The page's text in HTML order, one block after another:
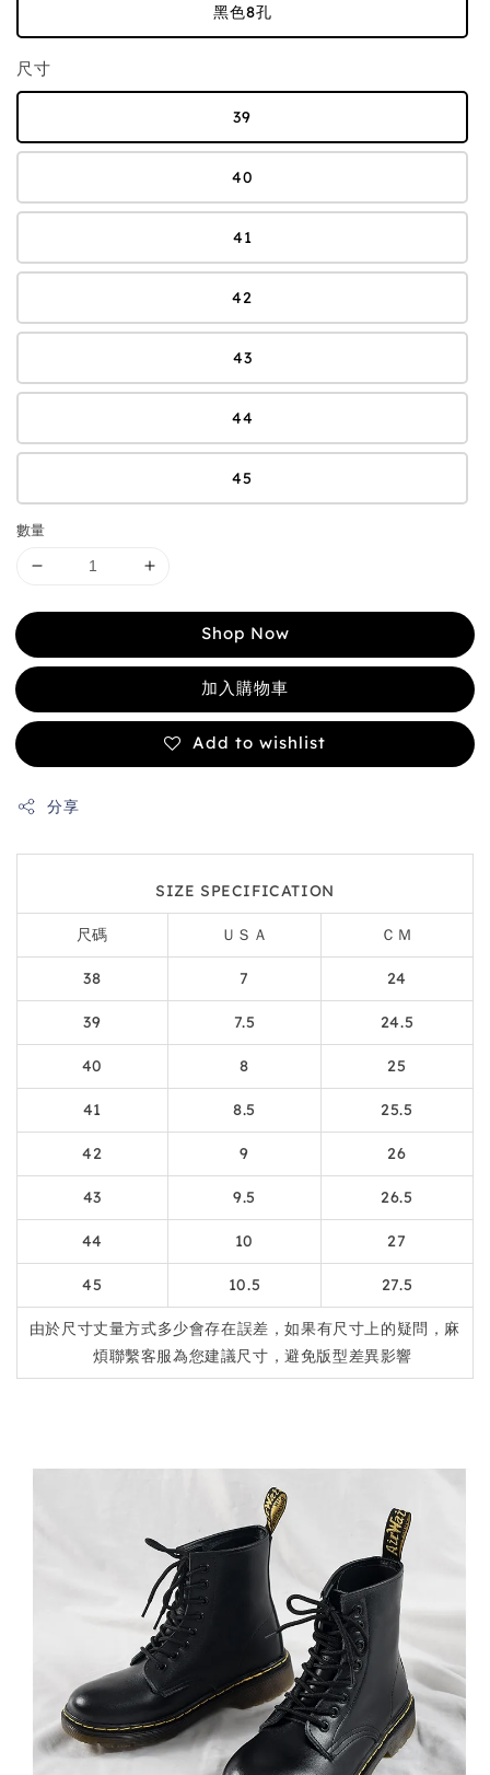
黑色8孔
尺寸
39
40
41
42
43
44
45
數量
Shop Now
加入購物車
Add to wishlist
分享
SIZE SPECIFICATION
尺碼 ＵＳＡ ＣＭ
38 7 24
39 7.5 24.5
40 8 25
41 8.5 25.5
42 9 26
43 9.5 26.5
44 10 27
45 10.5 27.5
由於尺寸丈量方式多少會存在誤差，如果有尺寸上的疑問，麻
煩聯繫客服為您建議尺寸，避免版型差異影響